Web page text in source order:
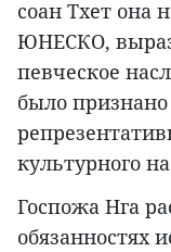
соан Тхет она
ЮНЕСКО,
певческое
было
культурного
Госпожа Нга
обязанностях